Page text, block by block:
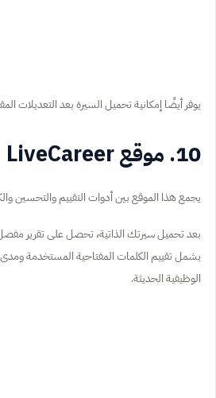
يوفر أيضًا إمكانية تحميل السيرة بعد التعديلات
10. موقع LiveCareer
يجمع هذا الموقع بين أدوات التقييم والتحسين
يشمل تقييم الكلمات المفتاحية المستخدمة
الوظيفية الحديثة.